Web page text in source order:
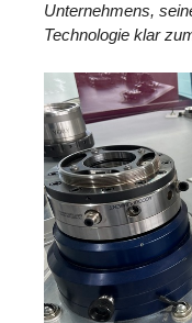
Unternehmens,
Technologie klar